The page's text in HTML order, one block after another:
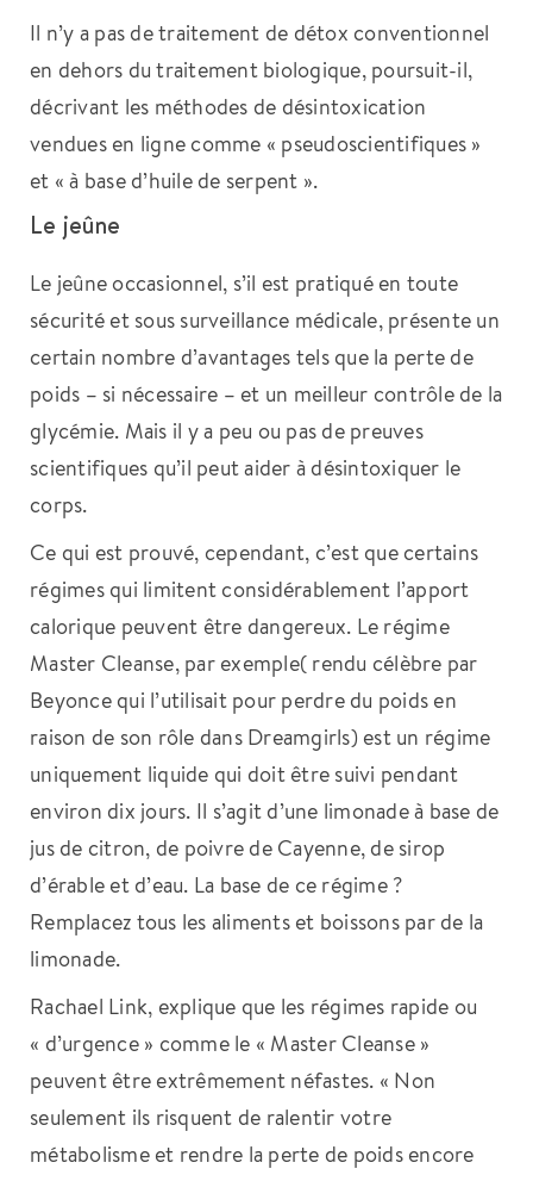
Il n’y a pas de traitement de détox conventionnel
en dehors du traitement biologique, poursuit-il,
décrivant les méthodes de désintoxication
vendues en ligne comme « pseudoscientifiques »
et « à base d’huile de serpent ».
Le jeûne
Le jeûne occasionnel, s’il est pratiqué en toute
sécurité et sous surveillance médicale, présente un
certain nombre d’avantages tels que la perte de
poids – si nécessaire – et un meilleur contrôle de la
glycémie. Mais il y a peu ou pas de preuves
scientifiques qu’il peut aider à désintoxiquer le
corps.
Ce qui est prouvé, cependant, c’est que certains
régimes qui limitent considérablement l’apport
calorique peuvent être dangereux. Le régime
Master Cleanse, par exemple( rendu célèbre par
Beyonce qui l’utilisait pour perdre du poids en
raison de son rôle dans Dreamgirls) est un régime
uniquement liquide qui doit être suivi pendant
environ dix jours. Il s’agit d’une limonade à base de
jus de citron, de poivre de Cayenne, de sirop
d’érable et d’eau. La base de ce régime ?
Remplacez tous les aliments et boissons par de la
limonade.
Rachael Link, explique que les régimes rapide ou
« d’urgence » comme le « Master Cleanse »
peuvent être extrêmement néfastes. « Non
seulement ils risquent de ralentir votre
métabolisme et rendre la perte de poids encore